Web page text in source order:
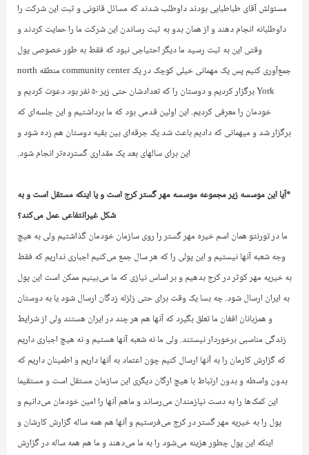
مسئولش آقای طباطبایی بودند داوطلب شدند که مسائل قانونی و ثبت این شرکت را
داوطلبانه انجام دهند و از همان بدو به ثبت رساندن این شرکت ما را حمایت کردند و
وقتی این به ثبت رسید ما دیگر احتیاجی نبود که فقط به طور‌ خصوصی پول
جمع‌آوری کنیم پس یک مهمانی خیلی کوچک در یکcommunity centerمنطقهnorth
York
برگزار کردیم و دوستان را که تعدادشان حتی زیر ۵۰ نفر بود دعوت کردیم و
خودمان را معرفی کردیم. این اولین قدمی بود که ما برداشتیم و این جلسه‌ای که
برگزار شد و میهمانی که دادیم باعث شد یک جرقه‌ای بین بقیه دوستان هم زده شود و
این برای سالهای بعد یک مقداری گسترده‌تر انجام شود.
*آیا این موسسه زیر مجموعه موسسه مهر گستر کرج است و یا اینکه مستقل است و به
شکل غیرانتفاعی عمل می‌کند؟
ما در تورنتو همان اسم خیره مهر گستر را روی سازمان خودمان گذاشتیم ولی به هیچ
وجه شعبه آنها نیستیم و این پولی را که هر سال جمع می‌کنیم اجباری نداریم که ‌فقط
به خیریه مهر کوثر در کرج بدهیم و بر اساس نیازی که ما می‌بینیم ممکن است این پول
به ایران ارسال شود. چه بسا یک وقت برای حتی زلزله زدگان ارسال شود یا به دوستان
و همزبانان افغان ما تعلق بگیرد که آنها هم هر چند در ایران هستند ولی از شرایط
زندگی مناسبی برخوردار نیستند. ولی ما نه شعبه آنها هستیم و نه هیچ اجباری داریم
که گزارش کارمان را به آنها ارسال کنیم چون اعتماد به آنها داریم و اطمینان داریم که
بدون واسطه و بدون ارتباط با هیچ ارگان دیگری این سازمان مستقل است و مستقیما
این کمک‌ها را به دست نیازمندان می‌رساند و ماهم آنها را امین خودمان می‌دانیم و
پول را به خیریه مهر گستر در کرج می‌فرستیم و آنها هم همه ساله گزارش کارشان و
اینکه این پول چطور هزینه می‌شود را به ما می‌دهند و ما هم همه ساله در گزارش